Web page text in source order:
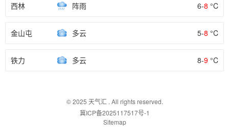
西林 阵雨 6-8 °C
金山屯 多云 5-8 °C
铁力 多云 8-9 °C
© 2025 天气汇. All rights reserved.
冀ICP备2025117517号-1
Sitemap